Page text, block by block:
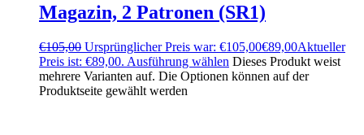
Magazin, 2 Patronen (SR1)
€105,00 Ursprünglicher Preis war: €105,00€89,00Aktueller
Preis ist: €89,00. Ausführung wählen Dieses Produkt weist
mehrere Varianten auf. Die Optionen können auf der
Produktseite gewählt werden